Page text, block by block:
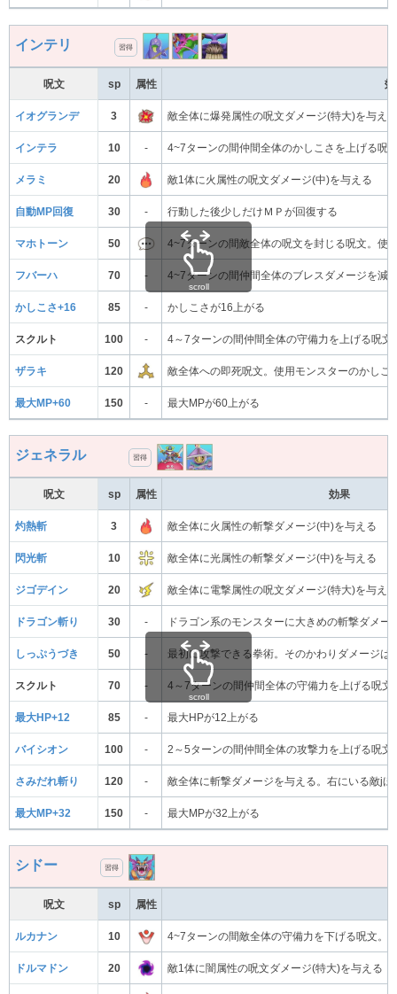
インテリ 習得
呪文 sp 属性 効
イオグランデ 3 敵全体に爆発属性の呪文ダメージ(特大)を与える
インテラ 10 - 4~7ターンの間仲間全体のかしこさを上げる呪
メラミ 20 敵1体に火属性の呪文ダメージ(中)を与える
自動MP回復 30 - 行動した後少しだけＭＰが回復する
マホトーン 50 4~7ターンの間敵全体の呪文を封じる呪文。使
フバーハ 70 - 4~7ターンの間仲間全体のブレスダメージを減
かしこさ+16 85 - かしこさが16上がる
スクルト 100 - 4～7ターンの間仲間全体の守備力を上げる呪文
ザラキ 120 敵全体への即死呪文。使用モンスターのかしこ
最大MP+60 150 - 最大MPが60上がる
scroll
ジェネラル 習得
呪文 sp 属性 効果
灼熱斬 3 敵全体に火属性の斬撃ダメージ(中)を与える
閃光斬 10 敵全体に光属性の斬撃ダメージ(中)を与える
ジゴデイン 20 敵全体に電撃属性の呪文ダメージ(特大)を与える
ドラゴン斬り 30 - ドラゴン系のモンスターに大きめの斬撃ダメー
しっぷうづき 50 - 最初に攻撃できる拳術。そのかわりダメージは
スクルト 70 - 4～7ターンの間仲間全体の守備力を上げる呪文
最大HP+12 85 - 最大HPが12上がる
バイシオン 100 - 2～5ターンの間仲間全体の攻撃力を上げる呪文
さみだれ斬り 120 - 敵全体に斬撃ダメージを与える。右にいる敵j
最大MP+32 150 - 最大MPが32上がる
scroll
シドー 習得
呪文 sp 属性
ルカナン 10 4~7ターンの間敵全体の守備力を下げる呪文。
ドルマドン 20 敵1体に闇属性の呪文ダメージ(特大)を与える